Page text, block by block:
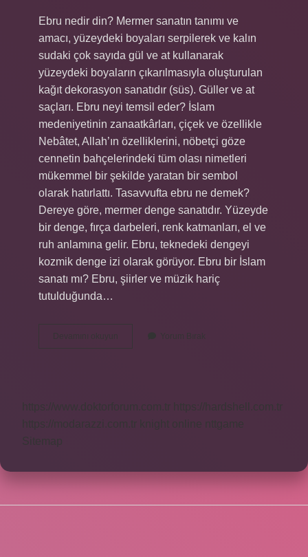
Ebru nedir din? Mermer sanatın tanımı ve
amacı, yüzeydeki boyaları serpilerek ve kalın
sudaki çok sayıda gül ve at kullanarak
yüzeydeki boyaların çıkarılmasıyla oluşturulan
kağıt dekorasyon sanatıdır (süs). Güller ve at
saçları. Ebru neyi temsil eder? İslam
medeniyetinin zanaatkârları, çiçek ve özellikle
Nebâtet, Allah’ın özelliklerini, nöbetçi göze
cennetin bahçelerindeki tüm olası nimetleri
mükemmel bir şekilde yaratan bir sembol
olarak hatırlattı. Tasavvufta ebru ne demek?
Dereye göre, mermer denge sanatıdır. Yüzeyde
bir denge, fırça darbeleri, renk katmanları, el ve
ruh anlamına gelir. Ebru, teknedeki dengeyi
kozmik denge izi olarak görüyor. Ebru bir İslam
sanatı mı? Ebru, şiirler ve müzik hariç
tutulduğunda…
Devamını okuyun
Ebru
Yorum Bırak
https://www.doktorforum.com.tr
https://hardshell.com.tr
https://modarazzi.com.tr
knight online
nttgame
Sitemap